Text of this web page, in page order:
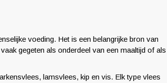
voeding. Het is een belangrijke bron van
gegeten als onderdeel van een maaltijd of als
lamsvlees, kip en vis. Elk type vlees